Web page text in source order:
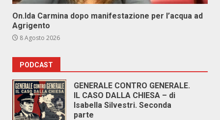
On.Ida Carmina dopo manifestazione per l’acqua ad
Agrigento
8 Agosto 2026
PODCAST
GENERALE CONTRO GENERALE.
IL CASO DALLA CHIESA – di
Isabella Silvestri. Seconda
parte